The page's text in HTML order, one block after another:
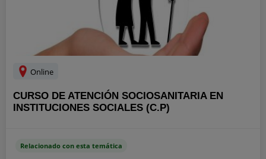
Online
CURSO DE ATENCIÓN SOCIOSANITARIA EN
INSTITUCIONES SOCIALES (C.P)
Relacionado con esta temática